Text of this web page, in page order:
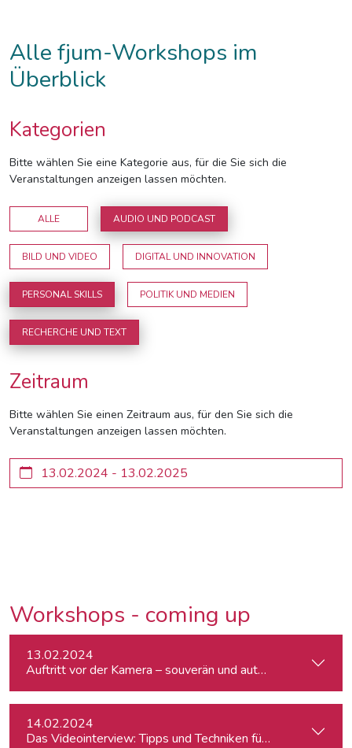
Alle fjum-Workshops im
Überblick
Kategorien
Bitte wählen Sie eine Kategorie aus, für die Sie sich die
Veranstaltungen anzeigen lassen möchten.
ALLE AUDIO UND PODCAST
BILD UND VIDEO DIGITAL UND INNOVATION
PERSONAL SKILLS POLITIK UND MEDIEN
RECHERCHE UND TEXT
Zeitraum
Bitte wählen Sie einen Zeitraum aus, für den Sie sich die
Veranstaltungen anzeigen lassen möchten.
Workshops - coming up
13.02.2024
Auftritt vor der Kamera – souverän und authentisch
14.02.2024
Das Videointerview: Tipps und Techniken für TV und Web